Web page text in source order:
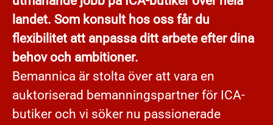
landet. Som konsult hos oss får du
flexibilitet att anpassa ditt arbete efter dina
behov och ambitioner.
Bemannica är stolta över att vara en
auktoriserad bemanningspartner för ICA-
butiker och vi söker nu passionerade